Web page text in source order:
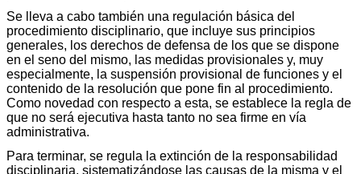
Se lleva a cabo también una regulación básica del
procedimiento disciplinario, que incluye sus principios
generales, los derechos de defensa de los que se dispone
en el seno del mismo, las medidas provisionales y, muy
especialmente, la suspensión provisional de funciones y el
contenido de la resolución que pone fin al procedimiento.
Como novedad con respecto a esta, se establece la regla de
que no será ejecutiva hasta tanto no sea firme en vía
administrativa.
Para terminar, se regula la extinción de la responsabilidad
disciplinaria, sistematizándose las causas de la misma y el